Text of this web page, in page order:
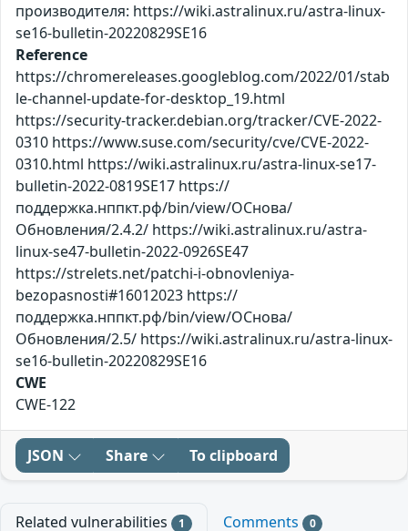
производителя: https://wiki.astralinux.ru/astra-linux-
se16-bulletin-20220829SE16
Reference
https://chromereleases.googleblog.com/2022/01/stab
le-channel-update-for-desktop_19.html
https://security-tracker.debian.org/tracker/CVE-2022-
0310 https://www.suse.com/security/cve/CVE-2022-
0310.html https://wiki.astralinux.ru/astra-linux-se17-
bulletin-2022-0819SE17 https://
поддержка.нппкт.рф/bin/view/ОСнова/
Обновления/2.4.2/ https://wiki.astralinux.ru/astra-
linux-se47-bulletin-2022-0926SE47
https://strelets.net/patchi-i-obnovleniya-
bezopasnosti#16012023 https://
поддержка.нппкт.рф/bin/view/ОСнова/
Обновления/2.5/ https://wiki.astralinux.ru/astra-linux-
se16-bulletin-20220829SE16
CWE
CWE-122
JSON Share To clipboard
Related vulnerabilities 1 Comments 0